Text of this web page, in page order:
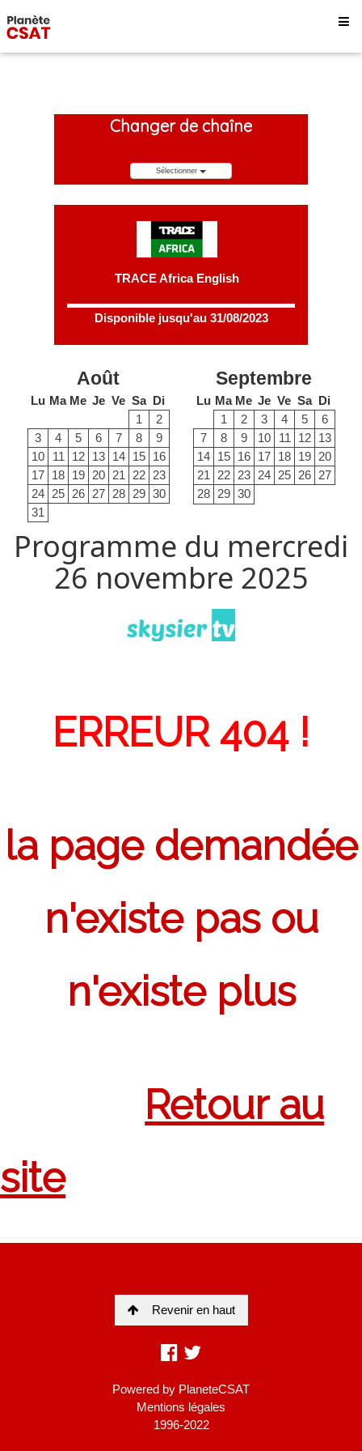
Changer de chaîne
Sélectionner
TRACE Africa English
Disponible jusqu'au 31/08/2023
Août
Lu Ma Me Je Ve Sa Di
1
2
3
4 5 6 7 8
9
10
11 12 13 14 15 16
17 18 19 20 21 22 23
24 25 26 27 28 29 30
31
Septembre
Lu Ma Me Je Ve Sa Di
1
2 3 4 5
6
7
8 9 10 11 12 13
14 15 16 17 18 19 20
21
22 23 24 25 26 27
28 29 30
Programme du mercredi
26 novembre 2025
Revenir en haut
Powered by PlaneteCSAT
Mentions légales
1996-2022